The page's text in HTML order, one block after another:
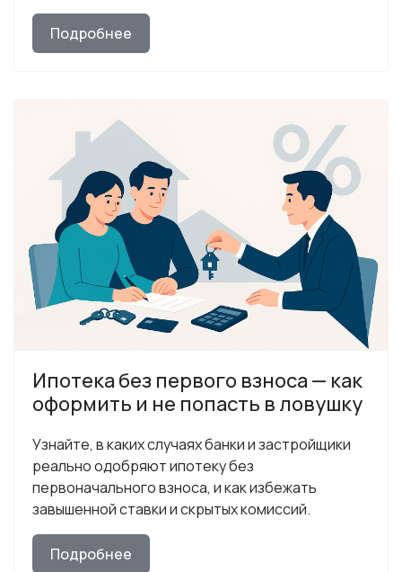
Подробнее
Ипотека без первого взноса — как
оформить и не попасть в ловушку
Узнайте, в каких случаях банки и застройщики
реально одобряют ипотеку без
первоначального взноса, и как избежать
завышенной ставки и скрытых комиссий.
Подробнее